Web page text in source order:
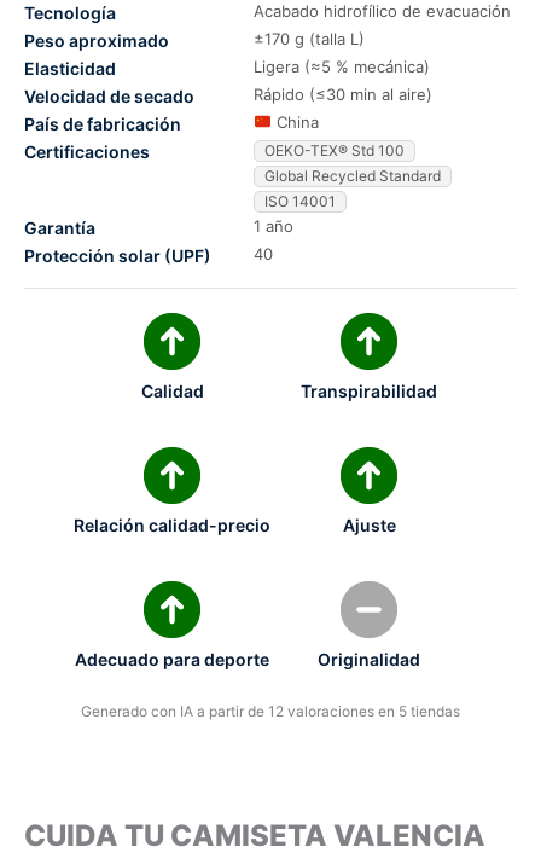
Tecnología Acabado hidrofílico de evacuación
Peso aproximado ±170 g (talla L)
Elasticidad Ligera (≈5 % mecánica)
Velocidad de secado Rápido (≤30 min al aire)
País de fabricación China
Certificaciones
OEKO-TEX® Std 100
Global Recycled Standard
ISO 14001
Garantía 1 año
Protección solar (UPF) 40
Calidad Transpirabilidad
Relación calidad-precio Ajuste
Adecuado para deporte Originalidad
Generado con IA a partir de 12 valoraciones en 5 tiendas
CUIDA TU CAMISETA VALENCIA